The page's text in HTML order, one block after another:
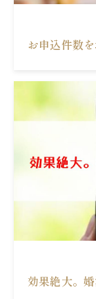
お申込件数
効果絶大。